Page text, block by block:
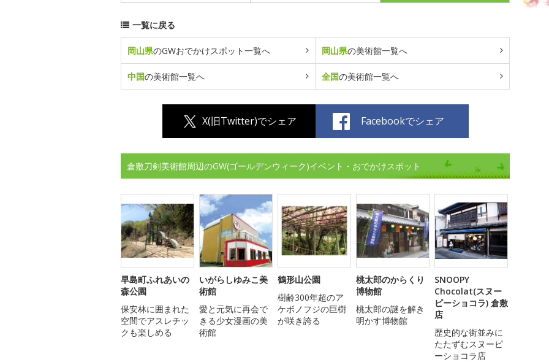
一覧に戻る
岡山県のGWおでかけスポット一覧へ 岡山県の美術館一覧へ
中国の美術館一覧へ 全国の美術館一覧へ
X(旧Twitter)でシェア Facebookでシェア
倉敷刀剣美術館周辺のGW(ゴールデンウィーク)イベント・おでかけスポット
早島町ふれあいの
森公園
保安林に囲まれた
空間でアスレチッ
クも楽しめる
いがらしゆみこ美
術館
愛と元気に再会で
きる少女漫画の美
術館
鶴形山公園
樹齢300年超のア
ケボノフジの巨樹
が咲き誇る
桃太郎のからくり
博物館
桃太郎の謎を解き
明かす博物館
SNOOPY
Chocolat(スヌー
ピーショコラ) 倉敷
店
歴史的な街並みに
たたずむスヌーピ
ーショコラ店